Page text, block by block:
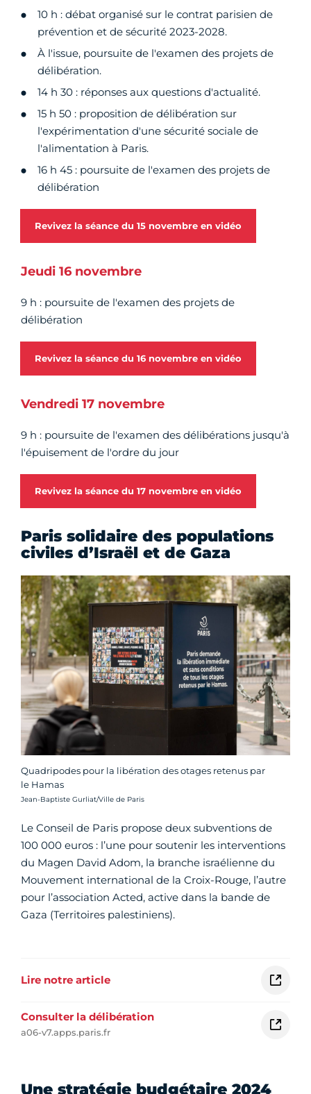
10 h : débat organisé sur le contrat parisien de
prévention et de sécurité 2023-2028.
À l'issue, poursuite de l'examen des projets de
délibération.
14 h 30 : réponses aux questions d'actualité.
15 h 50 : proposition de délibération sur
l'expérimentation d'une sécurité sociale de
l'alimentation à Paris.
16 h 45 : poursuite de l'examen des projets de
délibération
Revivez la séance du 15 novembre en vidéo
Jeudi 16 novembre
9 h : poursuite de l'examen des projets de
délibération
Revivez la séance du 16 novembre en vidéo
Vendredi 17 novembre
9 h : poursuite de l'examen des délibérations jusqu'à
l'épuisement de l'ordre du jour
Revivez la séance du 17 novembre en vidéo
Paris solidaire des populations
civiles d’Israël et de Gaza
Quadripodes pour la libération des otages retenus par
le Hamas
Crédit photo :
Jean-Baptiste Gurliat/Ville de Paris
Le Conseil de Paris propose deux subventions de
100 000 euros : l’une pour soutenir les interventions
du Magen David Adom, la branche israélienne du
Mouvement international de la Croix-Rouge, l’autre
pour l’association Acted, active dans la bande de
Gaza (Territoires palestiniens).
Lire notre article
Consulter la délibération
a06-v7.apps.paris.fr
Une stratégie budgétaire 2024